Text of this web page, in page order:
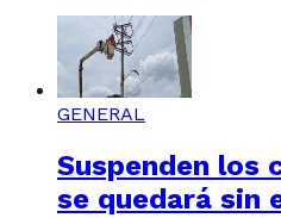
GENERAL
Suspenden los
se quedará sin